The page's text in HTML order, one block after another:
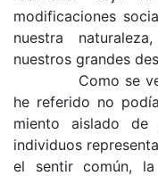
modificaciones
nuestra
nuestros grandes
Como se ve,
he referido no
miento aislado
individuos
el sentir común,